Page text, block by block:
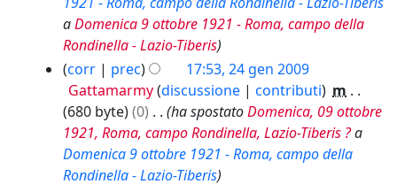
l
a
m
o
d
f
t
o
d
e
l
a
m
o
g
e
t
o
d
e
l
u
n
o
g
g
e
t
t
o
aDomenica 9 ottobre 1921 - Roma, campo della
Rondinella - Lazio-Tiberis
corr
prec
17:53, 24 gen 2009
Gattamarmy discussione contributi
m
680 byte
0 ha spostatoDomenica, 09 ottobre
1921, Roma, campo Rondinella, Lazio-Tiberis ?a
Domenica 9 ottobre 1921 - Roma, campo della
Rondinella - Lazio-Tiberis